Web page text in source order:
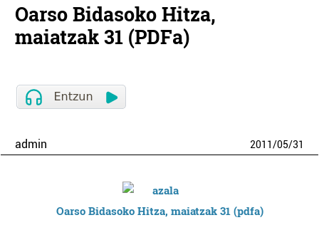
Oarso Bidasoko Hitza,
maiatzak 31 (PDFa)
admin 2011/05/31
Oarso Bidasoko Hitza, maiatzak 31 (pdfa)